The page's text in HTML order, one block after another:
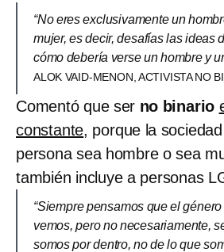
“No eres exclusivamente un
mujer, es decir, desafías las ideas
cómo debería verse un hombre y
ALOK VAID-MENON, ACTIVISTA NO
Comentó que ser no binario
constante, porque la
persona sea hombre o sea
también incluye a personas
“Siempre pensamos que el
vemos, pero no necesariamente,
somos por dentro, no de lo que